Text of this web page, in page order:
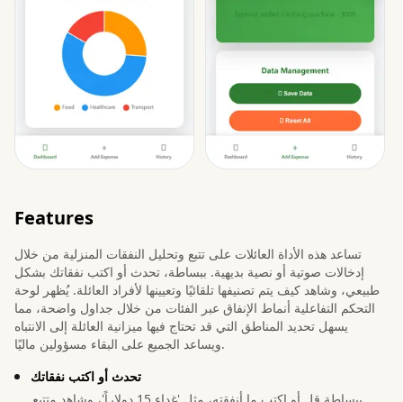
Features
تساعد هذه الأداة العائلات على تتبع وتحليل النفقات المنزلية من خلال
إدخالات صوتية أو نصية بديهية. ببساطة، تحدث أو اكتب نفقاتك بشكل
طبيعي، وشاهد كيف يتم تصنيفها تلقائيًا وتعيينها لأفراد العائلة. يُظهر لوحة
التحكم التفاعلية أنماط الإنفاق عبر الفئات من خلال جداول واضحة، مما
يسهل تحديد المناطق التي قد تحتاج فيها ميزانية العائلة إلى الانتباه
ويساعد الجميع على البقاء مسؤولين ماليًا.
تحدث أو اكتب نفقاتك